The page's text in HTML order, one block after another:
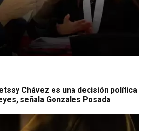
Chávez es una decisión política
señala Gonzales Posada